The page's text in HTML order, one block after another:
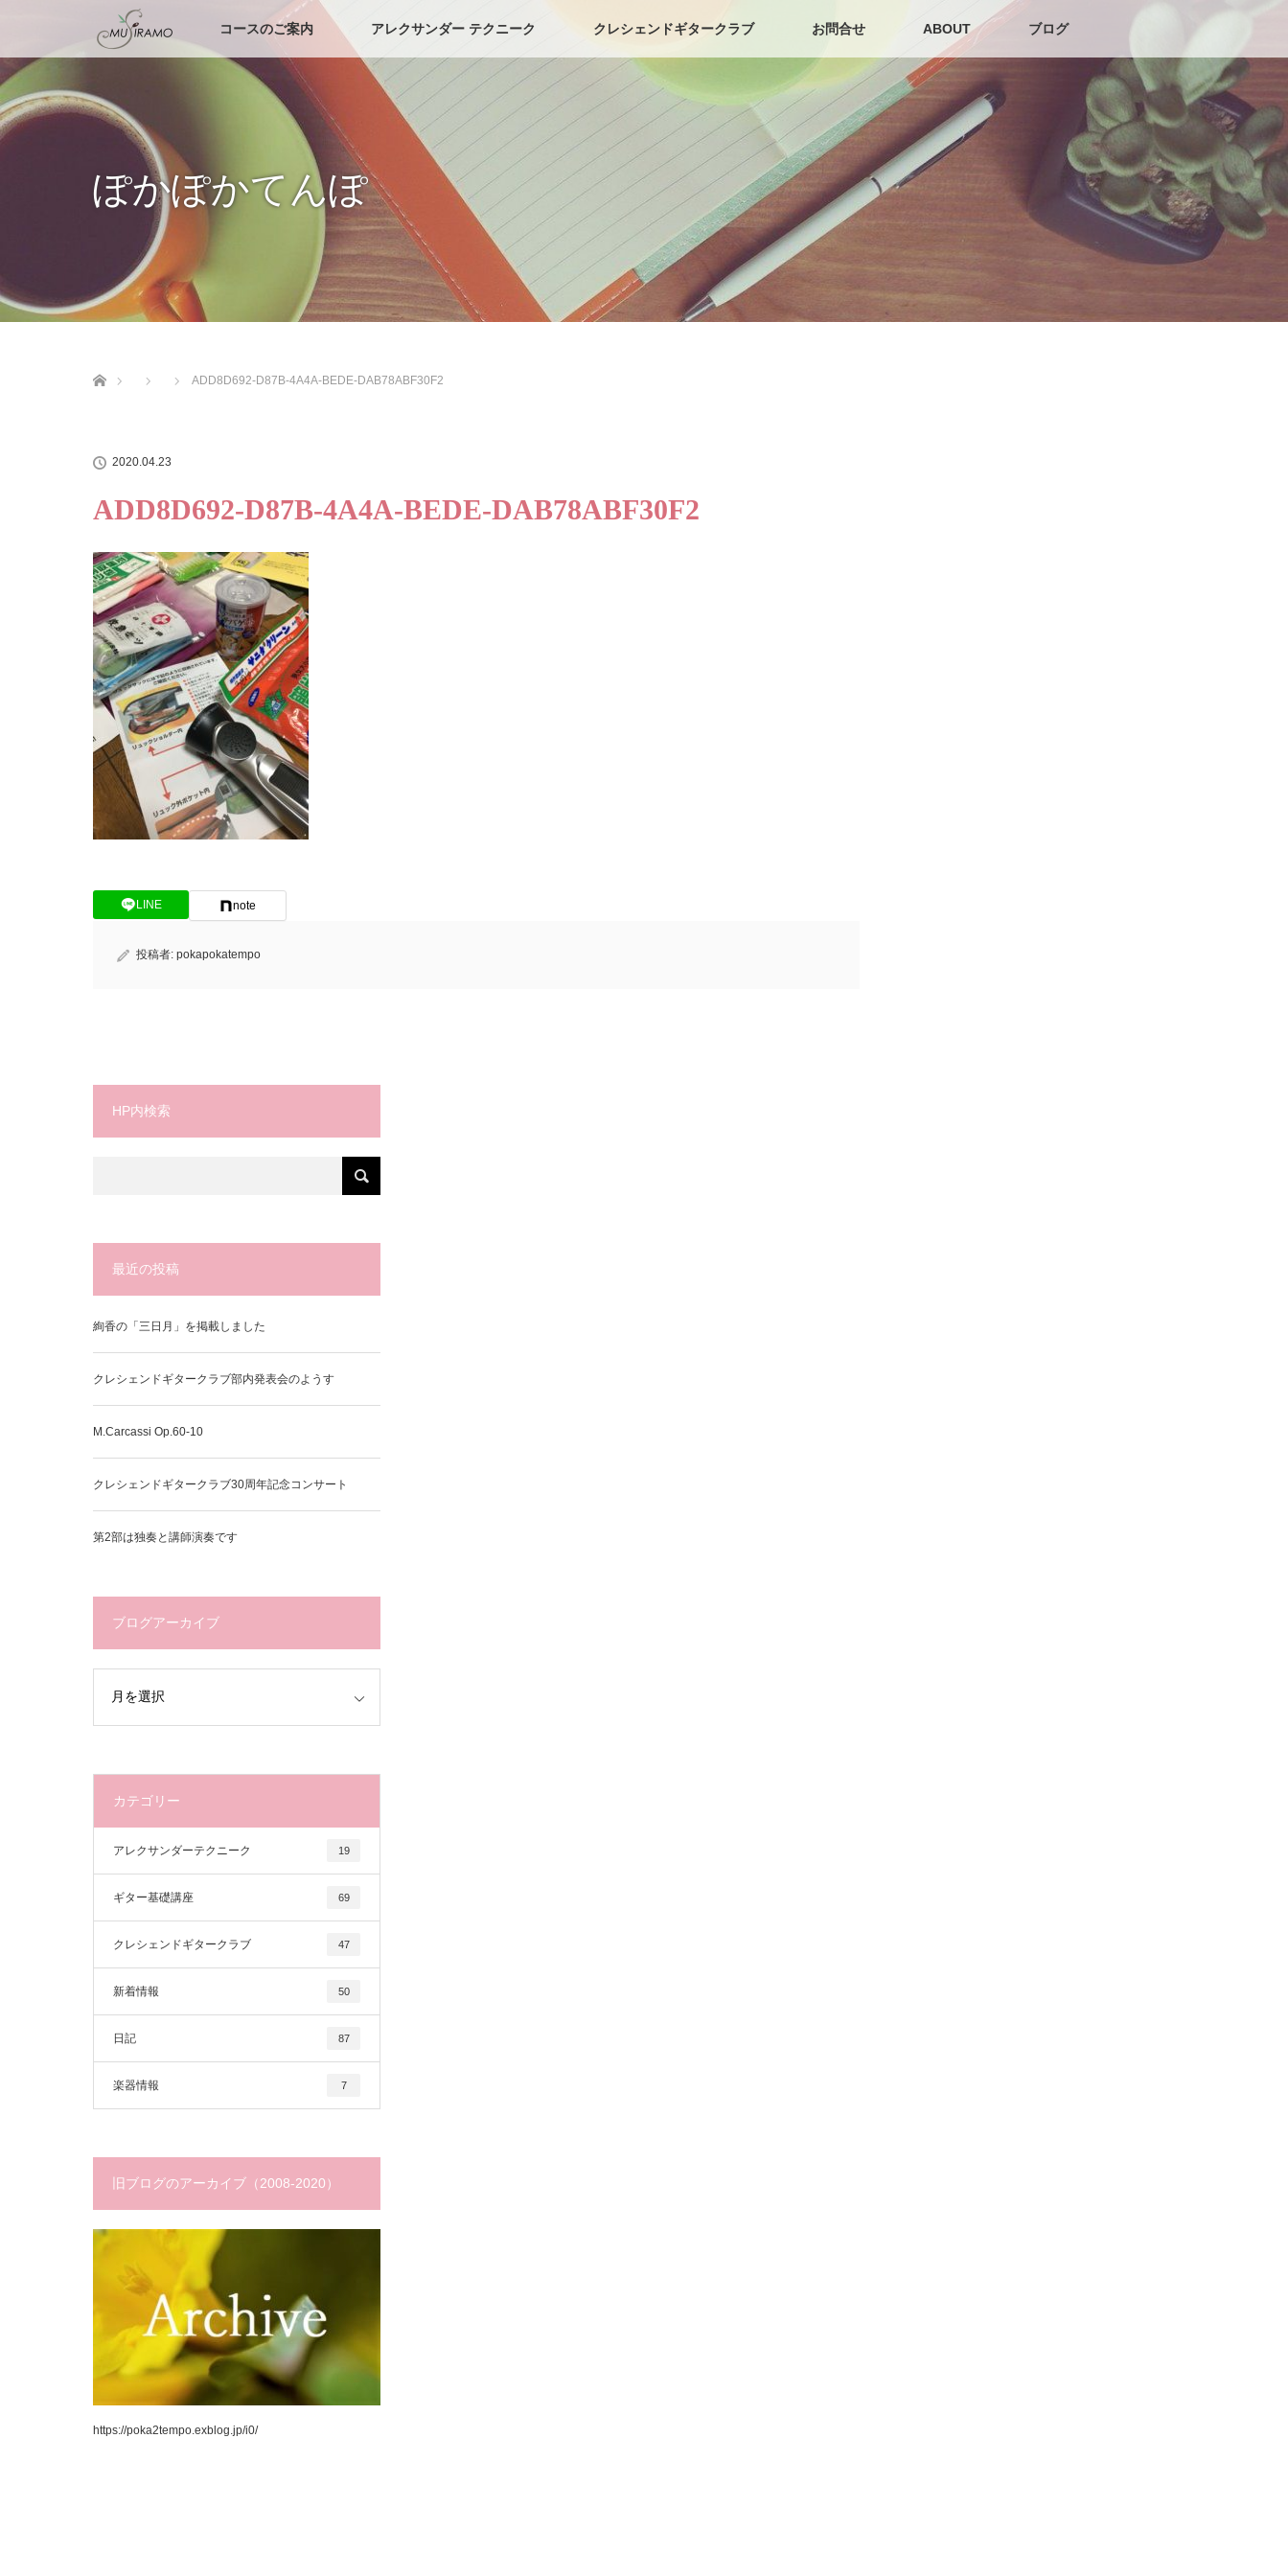
コースのご案内 アレクサンダー テクニーク クレシェンドギタークラブ お問合せ ABOUT ブログ
ぽかぽかてんぽ
ADD8D692-D87B-4A4A-BEDE-DAB78ABF30F2
2020.04.23
ADD8D692-D87B-4A4A-BEDE-DAB78ABF30F2
LINE note
投稿者: pokapokatempo
HP内検索
最近の投稿
絢香の「三日月」を掲載しました
クレシェンドギタークラブ部内発表会のようす
M.Carcassi Op.60-10
クレシェンドギタークラブ30周年記念コンサート
第2部は独奏と講師演奏です
ブログアーカイブ
カテゴリー
アレクサンダーテクニーク 19
ギター基礎講座 69
クレシェンドギタークラブ 47
新着情報 50
日記 87
楽器情報 7
旧ブログのアーカイブ（2008-2020）
https://poka2tempo.exblog.jp/i0/